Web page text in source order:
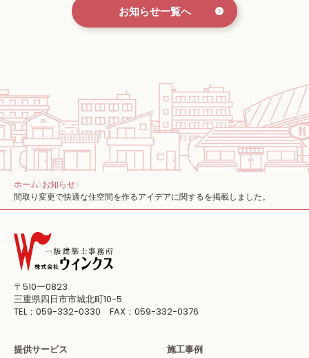
お知らせ一覧へ
ホーム お知らせ
間取り変更で快適な住空間を作るアイデアに関するを掲載しました。
〒510ー0823
三重県四日市市城北町10-5
TEL：059-332-0330 FAX：059-332-0376
提供サービス 施工事例